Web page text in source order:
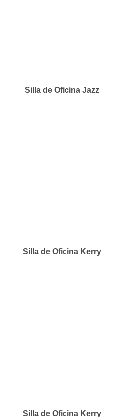
Silla de Oficina Jazz
Silla de Oficina Kerry
Silla de Oficina Kerry